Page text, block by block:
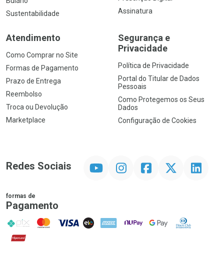
Sustentabilidade
Assinatura
Atendimento
Como Comprar no Site
Formas de Pagamento
Prazo de Entrega
Reembolso
Troca ou Devolução
Marketplace
Segurança e
Privacidade
Política de Privacidade
Portal do Titular de Dados
Pessoais
Como Protegemos os Seus
Dados
Configuração de Cookies
Redes Sociais InstagramFacebookTwitter Linkedin
formas de
Pagamento
PIX MasterCard
VISA ELO AMEX NuPay Google PayDiners Club
Hipercard